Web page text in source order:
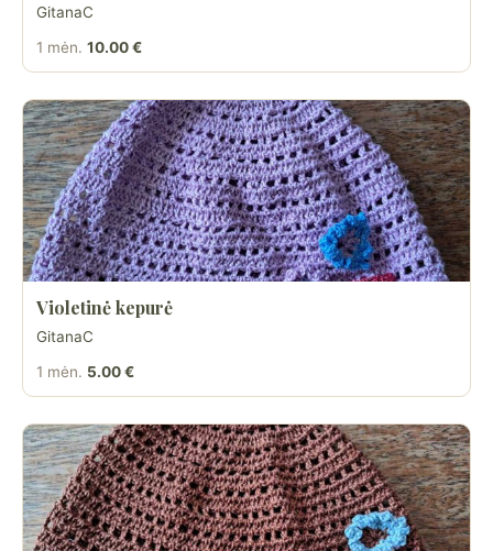
GitanaC
1 mėn. 10.00 €
Violetinė kepurė
GitanaC
1 mėn. 5.00 €